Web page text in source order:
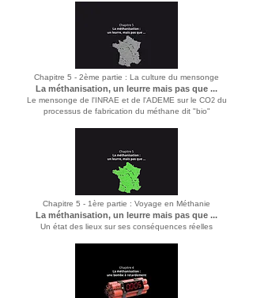
Chapitre 5 - 2ème partie : La culture du mensonge
La méthanisation, un leurre mais pas que ...
Le mensonge de l'INRAE et de l'ADEME sur le CO2du
processus de fabrication du méthane dit "bio"
Chapitre 5 - 1ère partie : Voyage en Méthanie
La méthanisation, un leurre mais pas que ...
Un état des lieux sur ses conséquences réelles